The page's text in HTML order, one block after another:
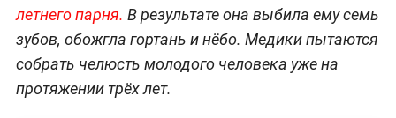
летнего парня. В результате она выбила ему семь
зубов, обожгла гортань и нёбо. Медики пытаются
собрать челюсть молодого человека уже на
протяжении трёх лет.